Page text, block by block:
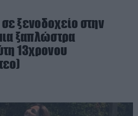
ξενοδοχείο στην
ξαπλώστρα
13χρονου